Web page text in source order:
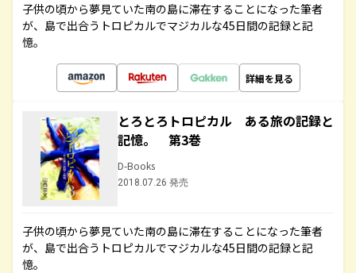
子供の頃から夢見ていた南の島に滞在することになった筆者
が、島で出合うトロピカルでマジカルな45日間の記録と記
憶。
詳細を見る
とろとろトロピカル ある旅の記録と
記憶。 第3巻
D-Books
2018.07.26 発売
子供の頃から夢見ていた南の島に滞在することになった筆者
が、島で出合うトロピカルでマジカルな45日間の記録と記
憶。